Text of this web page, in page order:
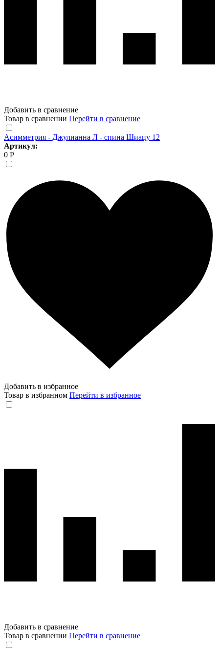
Добавить в сравнение
Товар в сравнении Перейти в сравнение
Асимметрия - Джулианна Л - спина Шиацу 12
Артикул:
0 Р
Добавить в избранное
Товар в избранном Перейти в избранное
Добавить в сравнение
Товар в сравнении Перейти в сравнение